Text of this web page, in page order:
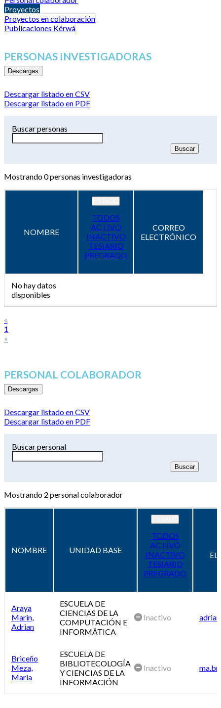
Proyectos
Proyectos en colaboración
Publicaciones Kérwá
PERSONAS INVESTIGADORAS
Descargas
Descargar listado en CSV
Descargar listado en PDF
Buscar personas
Mostrando0personas investigadoras
NOMBRE
TODOS
ACTIVO
INACTIVO
TESIARIO
PREGRADO
CORREO
ELECTRÓNICO
No hay datos
disponibles
«
1
»
PERSONAL COLABORADOR
Descargas
Descargar listado en CSV
Descargar listado en PDF
Buscar personal
Mostrando 2 personal colaborador
NOMBRE UNIDAD BASE
TODOS
ACTIVO
INACTIVO
TESIARIO
PREGRADO
Araya
Marin,
Adrian
ESCUELA DE
CIENCIAS DE LA
COMPUTACIÓN E
INFORMÁTICA
Inactivo
Briceño
Meza,
Maria
ESCUELA DE
BIBLIOTECOLOGÍA
Y CIENCIAS DE LA
INFORMACIÓN
Inactivo